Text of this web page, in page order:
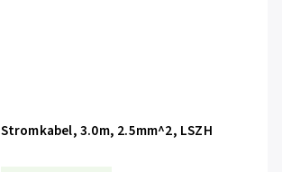
Stromkabel, 3.0m, 2.5mm^2, LSZH